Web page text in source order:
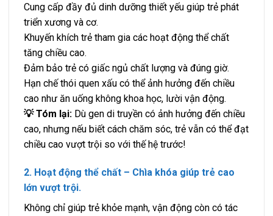
Cung cấp đầy đủ dinh dưỡng thiết yếu giúp trẻ phát
triển xương và cơ.
Khuyến khích trẻ tham gia các hoạt động thể chất
tăng chiều cao.
Đảm bảo trẻ có giấc ngủ chất lượng và đúng giờ.
Hạn chế thói quen xấu có thể ảnh hưởng đến chiều
cao như ăn uống không khoa học, lười vận động.
💡 Tóm lại: Dù gen di truyền có ảnh hưởng đến chiều
cao, nhưng nếu biết cách chăm sóc, trẻ vẫn có thể đạt
chiều cao vượt trội so với thế hệ trước!
2. Hoạt động thể chất – Chìa khóa giúp trẻ cao
lớn vượt trội.
Không chỉ giúp trẻ khỏe mạnh, vận động còn có tác